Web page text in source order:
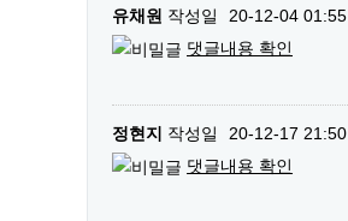
유채원 작성일
20-12-04 01:55
댓글내용 확인
정현지 작성일
20-12-17 21:50
댓글내용 확인